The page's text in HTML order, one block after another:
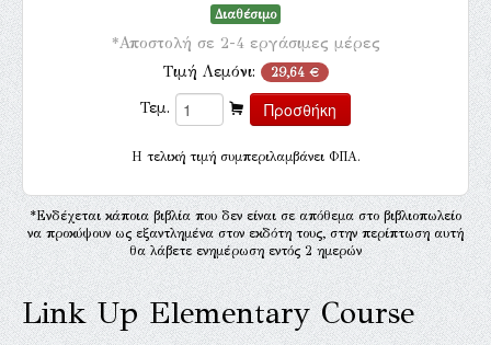
Διαθέσιμο
*Αποστολή σε 2-4 εργάσιμες μέρες
Τιμή Λεμόνι: 29,64 €
Τεμ.
H τελική τιμή συμπεριλαμβάνει ΦΠΑ.
*Ενδέχεται κάποια βιβλία που δεν είναι σε απόθεμα στο βιβλιοπωλείο
να προκύψουν ως εξαντλημένα στον εκδότη τους, στην περίπτωση αυτή
θα λάβετε ενημέρωση εντός 2 ημερών
Link Up Elementary Course